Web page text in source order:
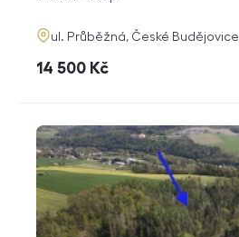
adresa
ul. Průběžná, České Budějovice
cena
14 500 Kč